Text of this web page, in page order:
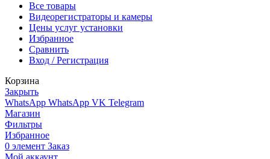
Все товары
Видеорегистраторы и камеры
Цены услуг установки
Избранное
Сравнить
Вход / Регистрация
Корзина
Закрыть
WhatsApp WhatsApp VK Telegram
Магазин
Фильтры
Избранное
0 элемент Заказ